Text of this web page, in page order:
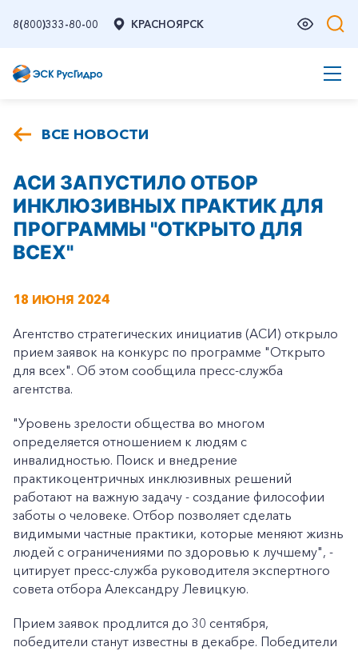
8(800)333-80-00 КРАСНОЯРСК
ВСЕ НОВОСТИ
АСИ ЗАПУСТИЛО ОТБОР
ИНКЛЮЗИВНЫХ ПРАКТИК ДЛЯ
ПРОГРАММЫ "ОТКРЫТО ДЛЯ
ВСЕХ"
18 ИЮНЯ 2024
Агентство стратегических инициатив (АСИ) открыло
прием заявок на конкурс по программе "Открыто
для всех". Об этом сообщила пресс-служба
агентства.
"Уровень зрелости общества во многом
определяется отношением к людям с
инвалидностью. Поиск и внедрение
практикоцентричных инклюзивных решений
работают на важную задачу - создание философии
заботы о человеке. Отбор позволяет сделать
видимыми частные практики, которые меняют жизнь
людей с ограничениями по здоровью к лучшему", -
цитирует пресс-служба руководителя экспертного
совета отбора Александру Левицкую.
Прием заявок продлится до 30 сентября,
победители станут известны в декабре. Победители